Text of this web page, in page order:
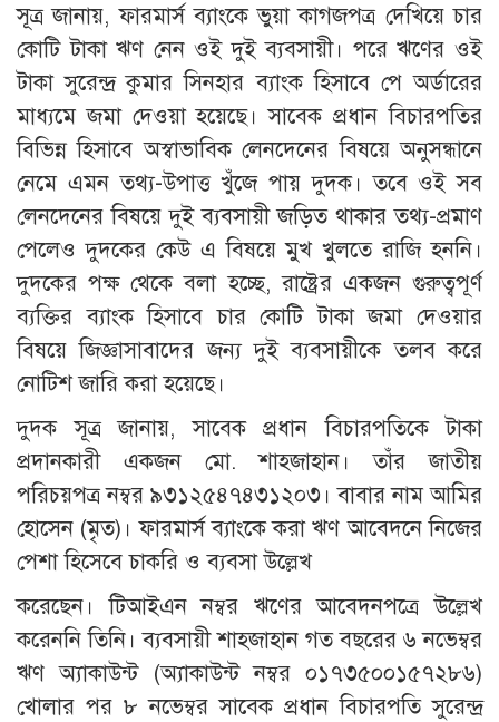
সূত্র জানায়, ফারমার্স ব্যাংকে ভুয়া কাগজপত্র দেখিয়ে চার
কোটি টাকা ঋণ নেন ওই দুই ব্যবসায়ী। পরে ঋণের ওই
টাকা সুরেন্দ্র কুমার সিনহার ব্যাংক হিসাবে পে অর্ডারের
মাধ্যমে জমা দেওয়া হয়েছে। সাবেক প্রধান বিচারপতির
বিভিন্ন হিসাবে অস্বাভাবিক লেনদেনের বিষয়ে অনুসন্ধানে
নেমে এমন তথ্য-উপাত্ত খুঁজে পায় দুদক। তবে ওই সব
লেনদেনের বিষয়ে দুই ব্যবসায়ী জড়িত থাকার তথ্য-প্রমাণ
পেলেও দুদকের কেউ এ বিষয়ে মুখ খুলতে রাজি হননি।
দুদকের পক্ষ থেকে বলা হচ্ছে, রাষ্ট্রের একজন গুরুত্বপূর্ণ
ব্যক্তির ব্যাংক হিসাবে চার কোটি টাকা জমা দেওয়ার
বিষয়ে জিজ্ঞাসাবাদের জন্য দুই ব্যবসায়ীকে তলব করে
নোটিশ জারি করা হয়েছে।
দুদক সূত্র জানায়, সাবেক প্রধান বিচারপতিকে টাকা
প্রদানকারী একজন মো. শাহজাহান। তাঁর জাতীয়
পরিচয়পত্র নম্বর ৯৩১২৫৪৭৪৩১২০৩। বাবার নাম আমির
হোসেন (মৃত)। ফারমার্স ব্যাংকে করা ঋণ আবেদনে নিজের
পেশা হিসেবে চাকরি ও ব্যবসা উল্লেখ
করেছেন। টিআইএন নম্বর ঋণের আবেদনপত্রে উল্লেখ
করেননি তিনি। ব্যবসায়ী শাহজাহান গত বছরের ৬ নভেম্বর
ঋণ অ্যাকাউন্ট (অ্যাকাউন্ট নম্বর ০১৭৩৫০০১৫৭২৮৬)
খোলার পর ৮ নভেম্বর সাবেক প্রধান বিচারপতি সুরেন্দ্র